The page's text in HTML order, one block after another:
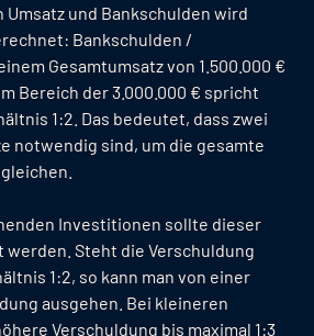
und Bankschulden wird
Bankschulden /
Gesamtumsatz von 1.500.000 €
Bereich der 3.000.000 € spricht
1:2. Das bedeutet, dass zwei
notwendig sind, um die gesamte
Investitionen sollte dieser
Steht die Verschuldung
1:2, so kann man von einer
ausgehen. Bei kleineren
Verschuldung bis maximal 1:3